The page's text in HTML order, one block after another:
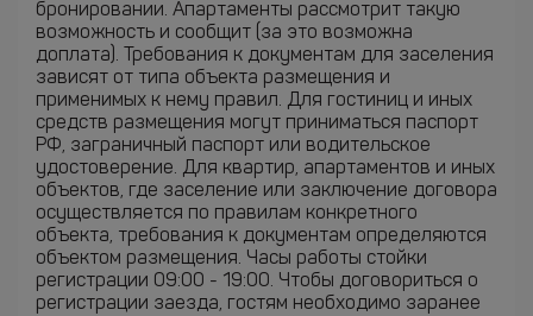
бронировании. Апартаменты рассмотрит такую
возможность и сообщит (за это возможна
доплата). Требования к документам для заселения
зависят от типа объекта размещения и
применимых к нему правил. Для гостиниц и иных
средств размещения могут приниматься паспорт
РФ, заграничный паспорт или водительское
удостоверение. Для квартир, апартаментов и иных
объектов, где заселение или заключение договора
осуществляется по правилам конкретного
объекта, требования к документам определяются
объектом размещения. Часы работы стойки
регистрации 09:00 - 19:00. Чтобы договориться о
регистрации заезда, гостям необходимо заранее